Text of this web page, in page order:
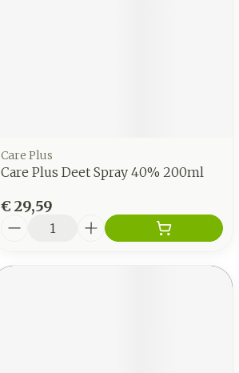
Care Plus
Care Plus Deet Spray 40% 200ml
€ 29,59